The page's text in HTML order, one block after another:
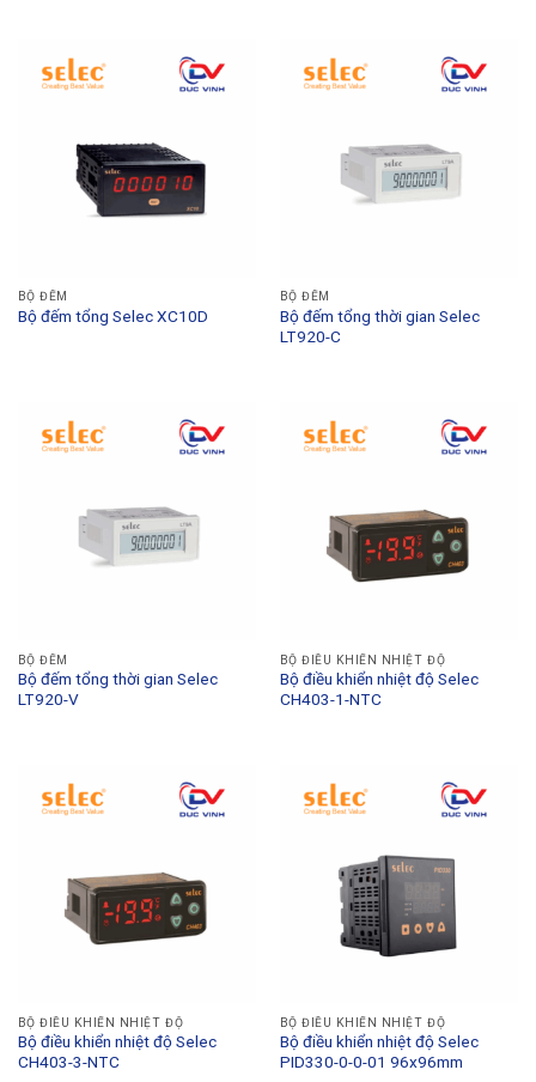
BỘ ĐẾM
Bộ đếm tổng Selec XC10D
BỘ ĐẾM
Bộ đếm tổng thời gian Selec
LT920-C
BỘ ĐẾM
Bộ đếm tổng thời gian Selec
LT920-V
BỘ ĐIỀU KHIỂN NHIỆT ĐỘ
Bộ điều khiển nhiệt độ Selec
CH403-1-NTC
BỘ ĐIỀU KHIỂN NHIỆT ĐỘ
Bộ điều khiển nhiệt độ Selec
CH403-3-NTC
BỘ ĐIỀU KHIỂN NHIỆT ĐỘ
Bộ điều khiển nhiệt độ Selec
PID330-0-0-01 96x96mm